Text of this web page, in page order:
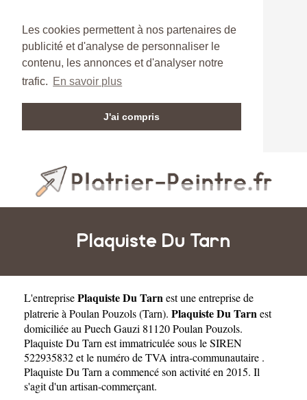
Les cookies permettent à nos partenaires de
publicité et d'analyse de personnaliser le
contenu, les annonces et d'analyser notre
trafic. En savoir plus
J'ai compris
Plaquiste Du Tarn
L'entreprisePlaquiste Du Tarnest uneentreprise de
platrerie à Poulan Pouzols(Tarn). Plaquiste Du Tarnest
domiciliée au Puech Gauzi 81120 Poulan Pouzols.
Plaquiste Du Tarn est immatriculée sous le SIREN
522935832 et le numéro de TVA intra-communautaire .
Plaquiste Du Tarn a commencé son activité en 2015. Il
s'agit d'un artisan-commerçant.